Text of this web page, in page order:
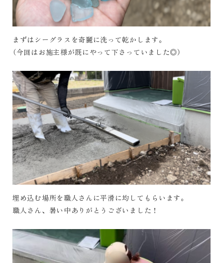
まずはシーグラスを奇麗に洗って乾かします。
（今回はお施主様が既にやって下さっていました◎）
埋め込む場所を職人さんに平滑に均してもらいます。
職人さん、暑い中ありがとうございました！